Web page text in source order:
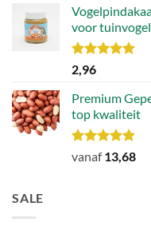
voor
Waardering
5.00
2,96
Premium
top kwaliteit
Waardering
uit 5
vanaf13,68
SALE